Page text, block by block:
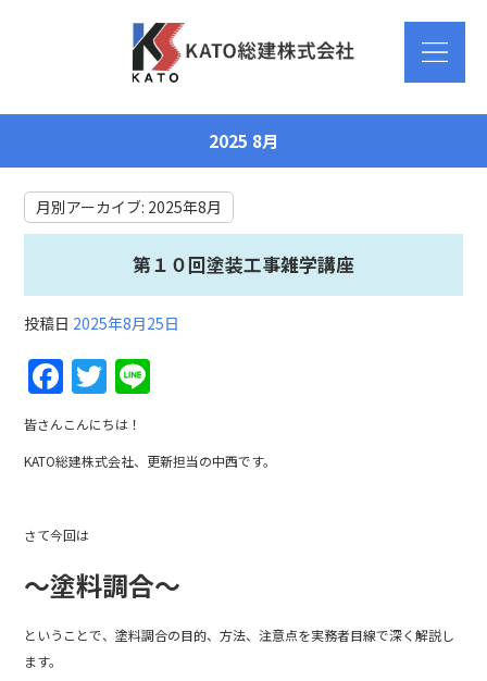
2025 8月
月別アーカイブ: 2025年8月
第１０回塗装工事雑学講座
投稿日 2025年8月25日
F
a
c
e
o
o
k
T
w
itt
er
e
皆さんこんにちは！
KATO総建株式会社、更新担当の中西です。
さて今回は
～塗料調合～
ということで、塗料調合の目的、方法、注意点を実務者目線で深く解説し
ます。